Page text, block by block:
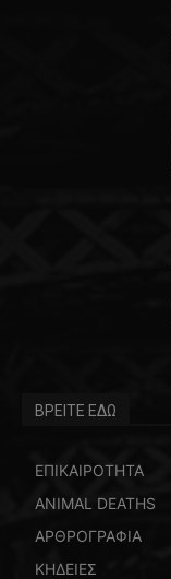
ΒΡΕΙΤΕ ΕΔΩ
ΕΠΙΚΑΙΡΟΤΗΤΑ
ANIMAL DEATHS
ΑΡΘΡΟΓΡΑΦΙΑ
ΚΗΔΕΙΕΣ